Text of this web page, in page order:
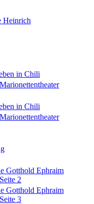
Heinrich
in Chili
in Chili
Gotthold Ephraim
2
Gotthold Ephraim
3